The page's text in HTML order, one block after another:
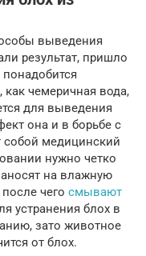
выведения
результат, пришло
чемеричная вода,
для выведения
она и в борьбе с
собой медицинский
нужно четко
на влажную
чего смывают
устранения блох в
зато животное
от блох.